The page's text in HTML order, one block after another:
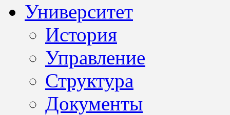
Университет
История
Управление
Структура
Документы